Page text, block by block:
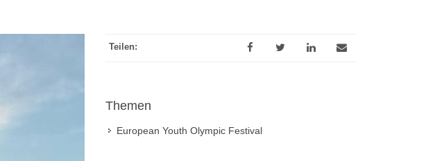
Teilen:
Themen
European Youth Olympic Festival